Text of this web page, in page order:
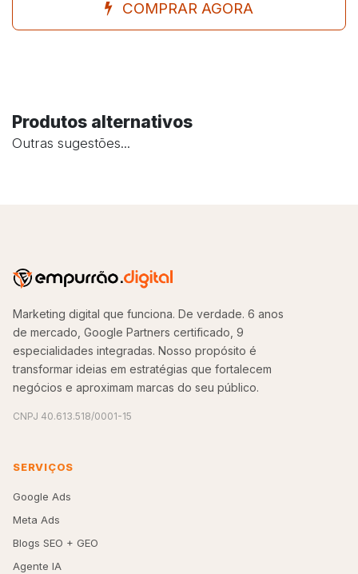
COMPRAR AGORA
Produtos alternativos
Outras sugestões...
Marketing digital que funciona. De verdade. 6 anos
de mercado, Google Partners certificado, 9
especialidades integradas. Nosso propósito é
transformar ideias em estratégias que fortalecem
negócios e aproximam marcas do seu público.
CNPJ 40.613.518/0001-15
SERVIÇOS
Google Ads
Meta Ads
Blogs SEO + GEO
Agente IA